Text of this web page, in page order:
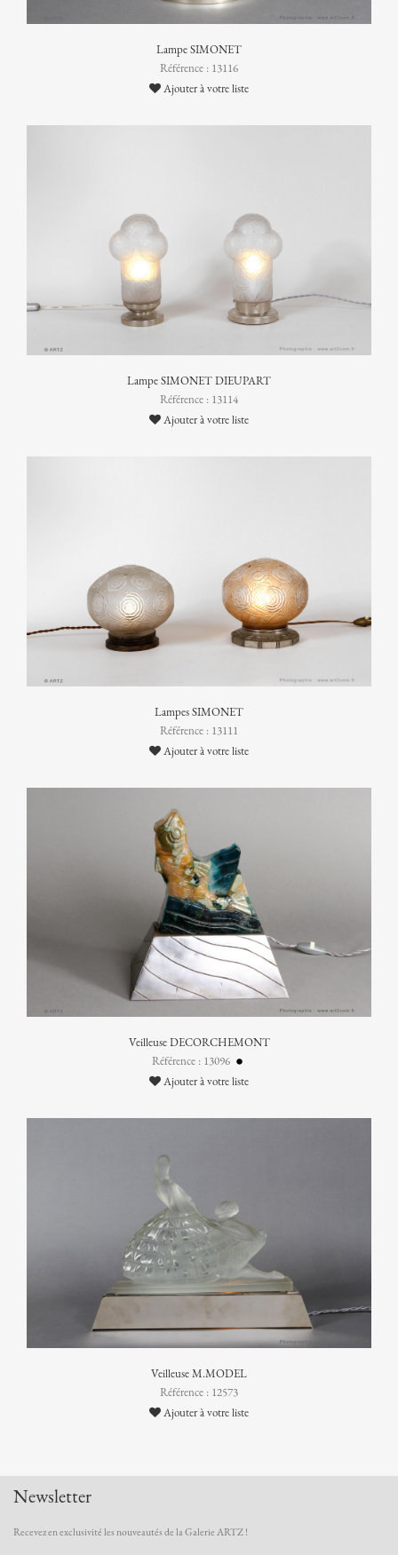
Lampe SIMONET
Référence : 13116
Ajouter à votre liste
Lampe SIMONET DIEUPART
Référence : 13114
Ajouter à votre liste
Lampes SIMONET
Référence : 13111
Ajouter à votre liste
Veilleuse DECORCHEMONT
Référence : 13096
Ajouter à votre liste
Veilleuse M.MODEL
Référence : 12573
Ajouter à votre liste
Newsletter
Recevez en exclusivité les nouveautés de la Galerie ARTZ !